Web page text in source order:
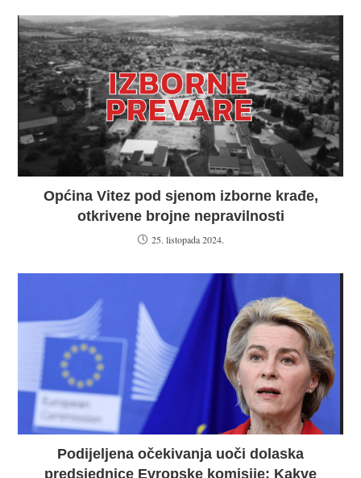
Općina Vitez pod sjenom izborne krađe,
otkrivene brojne nepravilnosti
25. listopada 2024.
Podijeljena očekivanja uoči dolaska
predsjednice Evropske komisije: Kakve